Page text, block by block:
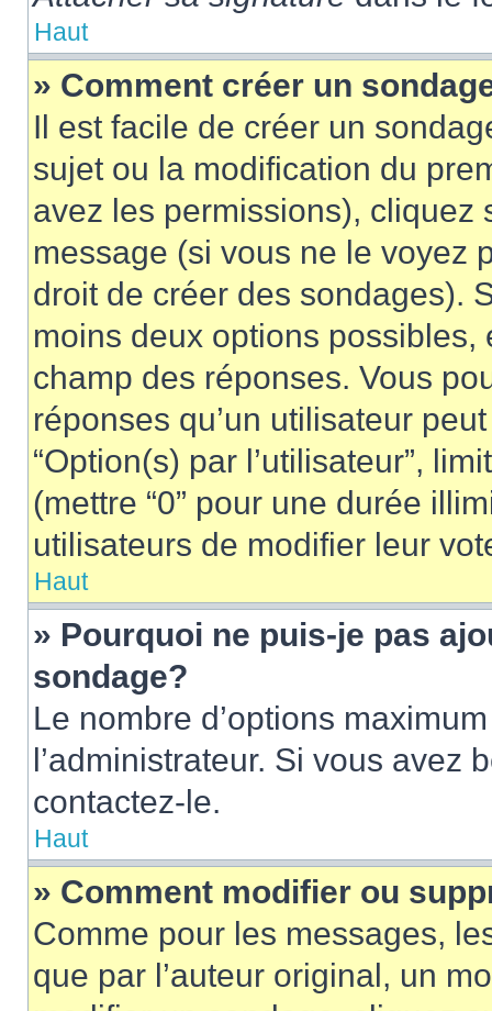
Haut
» Comment créer un
Il est facile de créer un
sujet ou la modification du
avez les permissions), cliquez
message (si vous ne le voyez
droit de créer des sondages).
moins deux options
champ des réponses. Vous
réponses qu’un utilisateur
“Option(s) par l’utilisateur”,
(mettre “0” pour une durée
utilisateurs de modifier leur
Haut
» Pourquoi ne puis-je pas
sondage?
Le nombre d’options
l’administrateur. Si vous avez
contactez-le.
Haut
» Comment modifier ou
Comme pour les messages,
que par l’auteur original, un